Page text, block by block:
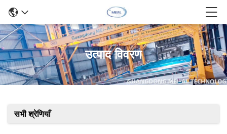
उत्पाद विवरण
सभी श्रेणियाँ